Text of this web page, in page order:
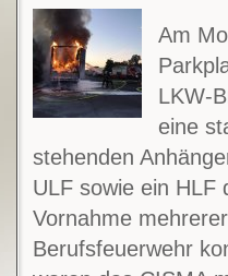
Am
LKW-
eine
stehenden
ULF sowie ein HLF
Vornahme
Berufsfeuerwehr